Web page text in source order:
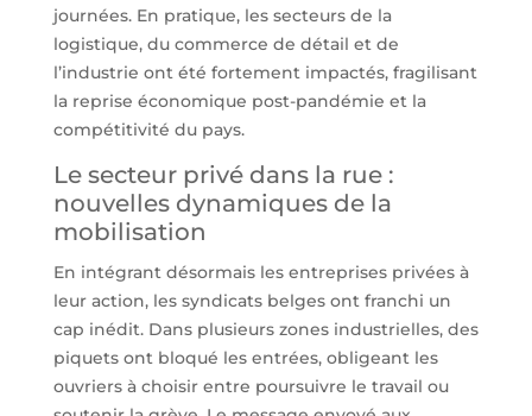
journées. En pratique, les secteurs de la
logistique, du commerce de détail et de
l’industrie ont été fortement impactés, fragilisant
la reprise économique post-pandémie et la
compétitivité du pays.
Le secteur privé dans la rue :
nouvelles dynamiques de la
mobilisation
En intégrant désormais les entreprises privées à
leur action, les syndicats belges ont franchi un
cap inédit. Dans plusieurs zones industrielles, des
piquets ont bloqué les entrées, obligeant les
ouvriers à choisir entre poursuivre le travail ou